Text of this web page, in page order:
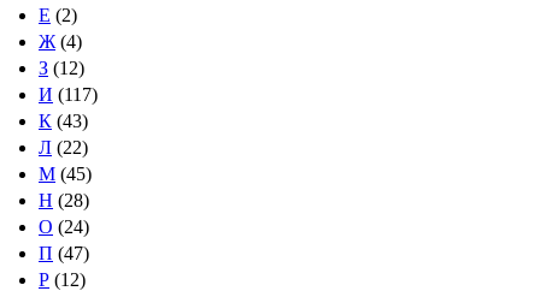
Е (2)
Ж (4)
З (12)
И (117)
К (43)
Л (22)
М (45)
Н (28)
О (24)
П (47)
Р (12)